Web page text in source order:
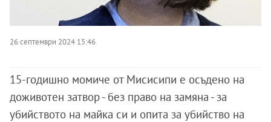
26 септември 2024 15:46
15-годишно момиче от Мисисипи е осъдено на
доживотен затвор - без право на замяна - за
убийството на майка си и опита за убийство на